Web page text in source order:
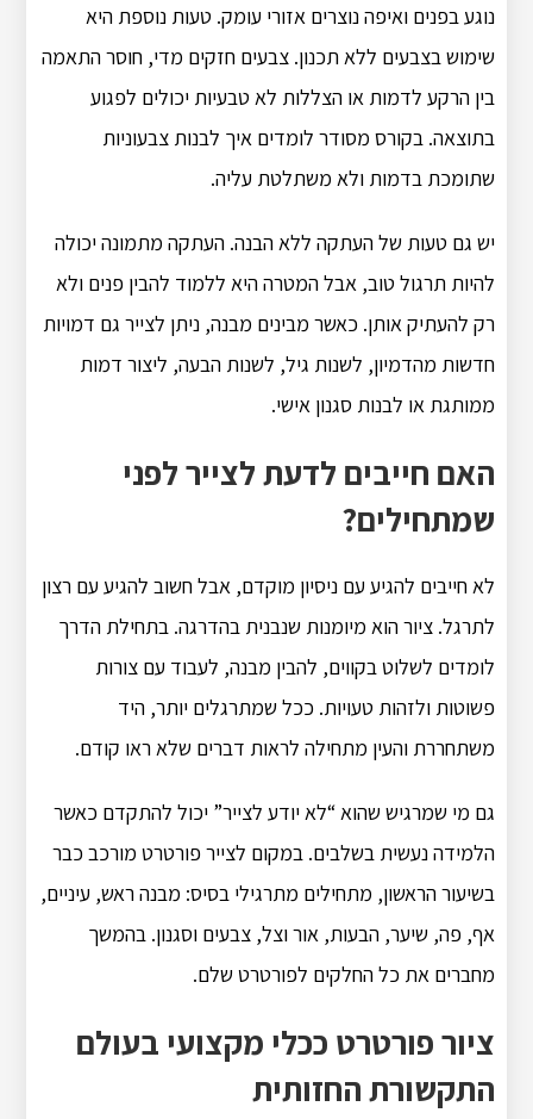
נוגע בפנים ואיפה נוצרים אזורי עומק. טעות נוספת היא
שימוש בצבעים ללא תכנון. צבעים חזקים מדי, חוסר התאמה
בין הרקע לדמות או הצללות לא טבעיות יכולים לפגוע
בתוצאה. בקורס מסודר לומדים איך לבנות צבעוניות
שתומכת בדמות ולא משתלטת עליה.
יש גם טעות של העתקה ללא הבנה. העתקה מתמונה יכולה
להיות תרגול טוב, אבל המטרה היא ללמוד להבין פנים ולא
רק להעתיק אותן. כאשר מבינים מבנה, ניתן לצייר גם דמויות
חדשות מהדמיון, לשנות גיל, לשנות הבעה, ליצור דמות
ממותגת או לבנות סגנון אישי.
האם חייבים לדעת לצייר לפני
שמתחילים?
לא חייבים להגיע עם ניסיון מוקדם, אבל חשוב להגיע עם רצון
לתרגל. ציור הוא מיומנות שנבנית בהדרגה. בתחילת הדרך
לומדים לשלוט בקווים, להבין מבנה, לעבוד עם צורות
פשוטות ולזהות טעויות. ככל שמתרגלים יותר, היד
משתחררת והעין מתחילה לראות דברים שלא ראו קודם.
גם מי שמרגיש שהוא “לא יודע לצייר” יכול להתקדם כאשר
הלמידה נעשית בשלבים. במקום לצייר פורטרט מורכב כבר
בשיעור הראשון, מתחילים מתרגילי בסיס: מבנה ראש, עיניים,
אף, פה, שיער, הבעות, אור וצל, צבעים וסגנון. בהמשך
מחברים את כל החלקים לפורטרט שלם.
ציור פורטרט ככלי מקצועי בעולם
התקשורת החזותית